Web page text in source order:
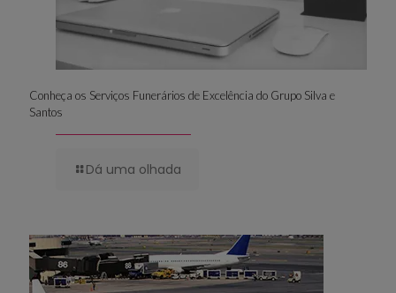
Conheça os Serviços Funerários de Excelência do Grupo Silva e
Santos
Dá uma olhada